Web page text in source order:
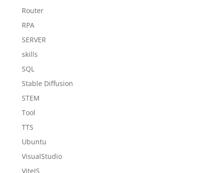
Router
RPA
SERVER
skills
SQL
Stable Diffusion
STEM
Tool
TTS
Ubuntu
VisualStudio
ViteJS